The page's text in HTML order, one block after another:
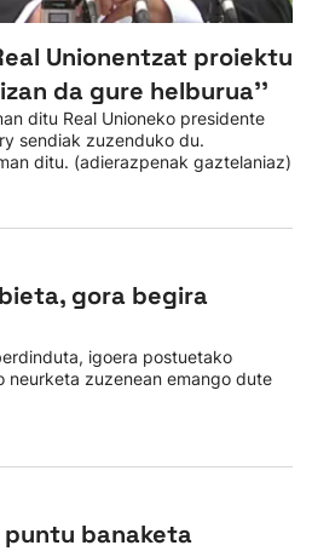
Unionentzat proiektu
da gure helburua''
ditu Real Unioneko presidente
sendiak zuzenduko du.
ditu. (adierazpenak gaztelaniaz)
gora begira
igoera postuetako
neurketa zuzenean emango dute
puntu banaketa